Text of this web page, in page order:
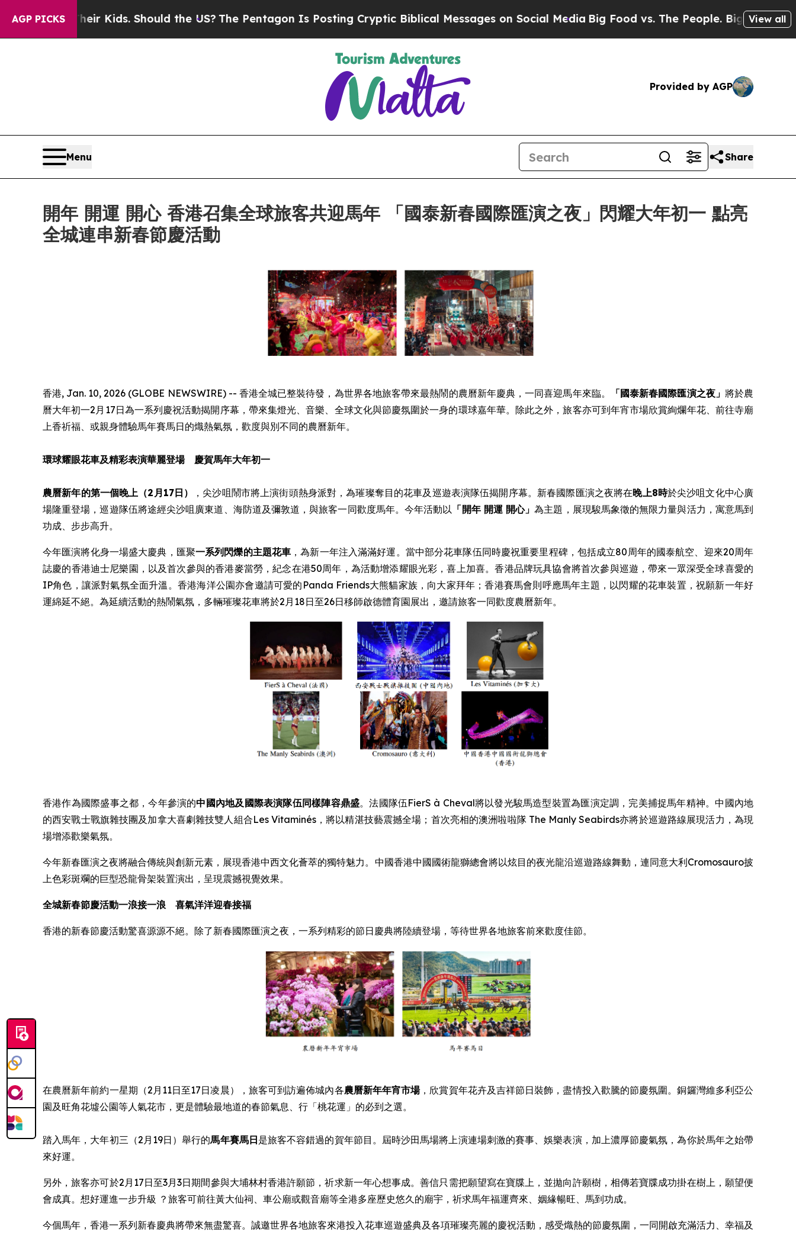
AGP PICKS
Kids. Should the US?The Pentagon Is Posting Cryptic Biblical Messages on Social Media Big Food vs. The People. Big Food’s 239 Lawsuits
View all
Provided by AGP
Menu Share
開年 開運 開心 香港召集全球旅客共迎馬年 「國泰新春國際匯演之夜」閃耀大年初一 點亮
全城連串新春節慶活動
香港, Jan. 10, 2026 (GLOBE NEWSWIRE) -- 香港全城已整裝待發，為世界各地旅客帶來最熱鬧的農曆新年慶典，一同喜迎馬年來臨。 「國泰新春國際匯演之夜」 將於農
曆大年初一2月17日為一系列慶祝活動揭開序幕，帶來集燈光、音樂、全球文化與節慶氛圍於一身的環球嘉年華。除此之外，旅客亦可到年宵市場欣賞絢爛年花、前往寺廟
上香祈福、或親身體驗馬年賽馬日的熾熱氣氛，歡度與別不同的農曆新年。
環球耀眼花車及精彩表演華麗登場 慶賀馬年大年初一
農曆新年的第一個晚上（2月17日） ，尖沙咀鬧市將上演街頭熱身派對，為璀璨奪目的花車及巡遊表演隊伍揭開序幕。新春國際匯演之夜將在晚上8時於尖沙咀文化中心廣
場隆重登場，巡遊隊伍將途經尖沙咀廣東道、海防道及彌敦道，與旅客一同歡度馬年。今年活動以 「開年開運 開心」為主題，展現駿馬象徵的無限力量與活力，寓意馬到
功成、步步高升。
今年匯演將化身一場盛大慶典，匯聚一系列閃爍的主題花車 ，為新一年注入滿滿好運。當中部分花車隊伍同時慶祝重要里程碑，包括成立80周年的國泰航空、迎來20周年
誌慶的香港迪士尼樂園，以及首次參與的香港麥當勞，紀念在港50周年，為活動增添耀眼光彩，喜上加喜。香港品牌玩具協會將首次參與巡遊，帶來一眾深受全球喜愛的
IP角色，讓派對氣氛全面升溫。香港海洋公園亦會邀請可愛的Panda Friends大熊貓家族，向大家拜年；香港賽馬會則呼應馬年主題，以閃耀的花車裝置，祝願新一年好
運綿延不絕。為延續活動的熱鬧氣氛，多輛璀璨花車將於2月18日至26日移師啟德體育園展出，邀請旅客一同歡度農曆新年。
香港作為國際盛事之都，今年參演的中國內地及國際表演隊伍同樣陣容鼎盛。法國隊伍FierS à Cheval將以發光駿馬造型裝置為匯演定調，完美捕捉馬年精神。中國內地
的西安戰士戰旗雜技團及加拿大喜劇雜技雙人組合Les Vitaminés，將以精湛技藝震撼全場；首次亮相的澳洲啦啦隊 The Manly Seabirds亦將於巡遊路線展現活力，為現
場增添歡樂氣氛。
今年新春匯演之夜將融合傳統與創新元素，展現香港中西文化薈萃的獨特魅力。中國香港中國國術龍獅總會將以炫目的夜光龍沿巡遊路線舞動，連同意大利Cromosauro披
上色彩斑斕的巨型恐龍骨架裝置演出，呈現震撼視覺效果。
全城新春節慶活動一浪接一浪 喜氣洋洋迎春接福
香港的新春節慶活動驚喜源源不絕。除了新春國際匯演之夜，一系列精彩的節日慶典將陸續登場，等待世界各地旅客前來歡度佳節。
在農曆新年前約一星期（2月11日至17日凌晨），旅客可到訪遍佈城內各農曆新年年宵市場，欣賞賀年花卉及吉祥節日裝飾，盡情投入歡騰的節慶氛圍。銅鑼灣維多利亞公
園及旺角花墟公園等人氣花市，更是體驗最地道的春節氣息、行「桃花運」的必到之選。
踏入馬年，大年初三（2月19日）舉行的馬年賽馬日是旅客不容錯過的賀年節目。屆時沙田馬場將上演連場刺激的賽事、娛樂表演，加上濃厚節慶氣氛，為你於馬年之始帶
來好運。
另外，旅客亦可於2月17日至3月3日期間參與大埔林村香港許願節，祈求新一年心想事成。善信只需把願望寫在寶牒上，並拋向許願樹，相傳若寶牒成功掛在樹上，願望便
會成真。想好運進一步升級 ？旅客可前往黃大仙祠、車公廟或觀音廟等全港多座歷史悠久的廟宇，祈求馬年福運齊來、姻緣暢旺、馬到功成。
今個馬年，香港一系列新春慶典將帶來無盡驚喜。誠邀世界各地旅客來港投入花車巡遊盛典及各項璀璨亮麗的慶祝活動，感受熾熱的節慶氛圍，一同開啟充滿活力、幸福及